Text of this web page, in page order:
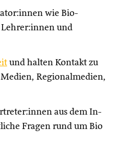
wie Bio-
und
und halten Kontakt zu
Regionalmedien,
aus dem In-
Fragen rund um Bio